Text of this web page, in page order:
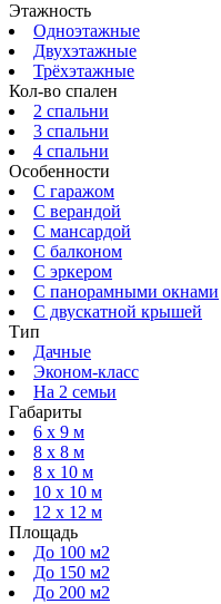
Этажность
Одноэтажные
Двухэтажные
Трёхэтажные
Кол-во спален
2 спальни
3 спальни
4 спальни
Особенности
С гаражом
С верандой
С мансардой
С балконом
C эркером
С панорамными окнами
С двускатной крышей
Тип
Дачные
Эконом-класс
На 2 семьи
Габариты
6 x 9 м
8 x 8 м
8 x 10 м
10 x 10 м
12 x 12 м
Площадь
До 100 м2
До 150 м2
До 200 м2